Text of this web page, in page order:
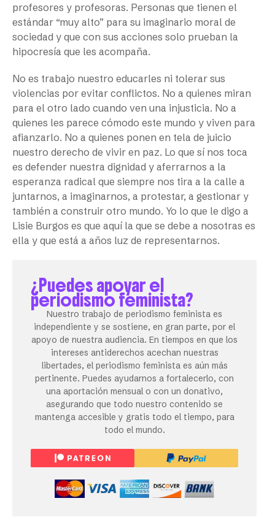
profesores y profesoras. Personas que tienen el
estándar “muy alto” para su imaginario moral de
sociedad y que con sus acciones solo prueban la
hipocresía que les acompaña.
No es trabajo nuestro educarles ni tolerar sus
violencias por evitar conflictos. No a quienes miran
para el otro lado cuando ven una injusticia. No a
quienes les parece cómodo este mundo y viven para
afianzarlo. No a quienes ponen en tela de juicio
nuestro derecho de vivir en paz. Lo que sí nos toca
es defender nuestra dignidad y aferrarnos a la
esperanza radical que siempre nos tira a la calle a
juntarnos, a imaginarnos, a protestar, a gestionar y
también a construir otro mundo. Yo lo que le digo a
Lisie Burgos es que aquí la que se debe a nosotras es
ella y que está a años luz de representarnos.
¿Puedes apoyar el
periodismo feminista?
Nuestro trabajo de periodismo feminista es
independiente y se sostiene, en gran parte, por el
apoyo de nuestra audiencia. En tiempos en que los
intereses antiderechos acechan nuestras
libertades, el periodismo feminista es aún más
pertinente. Puedes ayudarnos a fortalecerlo, con
una aportación mensual o con un donativo,
asegurando que todo nuestro contenido se
mantenga accesible y gratis todo el tiempo, para
todo el mundo.